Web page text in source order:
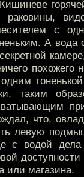
раковины,
с
А вода
похожего
таким
что,
левую
с водой дела
или магазина.